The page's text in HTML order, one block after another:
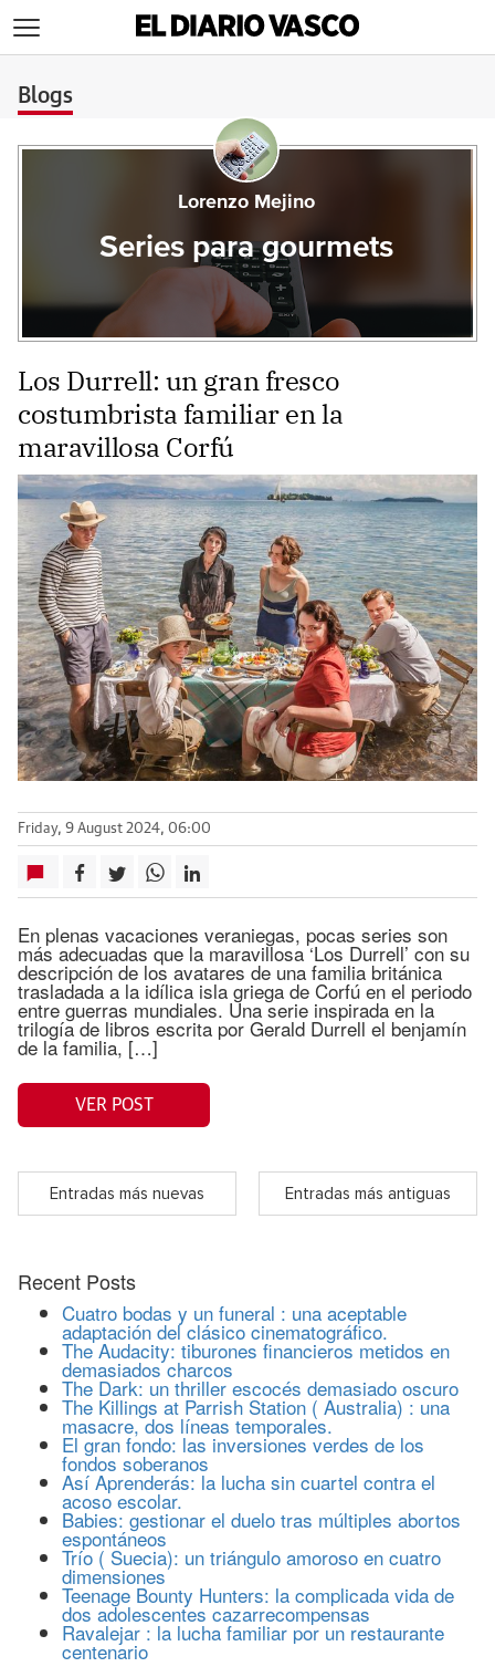
Blogs
Lorenzo Mejino
Series para gourmets
Los Durrell: un gran fresco
costumbrista familiar en la
maravillosa Corfú
Friday, 9 August 2024, 06:00
En plenas vacaciones veraniegas, pocas series son
más adecuadas que la maravillosa ‘Los Durrell’ con su
descripción de los avatares de una familia británica
trasladada a la idílica isla griega de Corfú en el periodo
entre guerras mundiales. Una serie inspirada en la
trilogía de libros escrita por Gerald Durrell el benjamín
de la familia, […]
VER POST
Entradas más nuevas Entradas más antiguas
Recent Posts
Cuatro bodas y un funeral : una aceptable
adaptación del clásico cinematográfico.
The Audacity: tiburones financieros metidos en
demasiados charcos
The Dark: un thriller escocés demasiado oscuro
The Killings at Parrish Station ( Australia) : una
masacre, dos líneas temporales.
El gran fondo: las inversiones verdes de los
fondos soberanos
Así Aprenderás: la lucha sin cuartel contra el
acoso escolar.
Babies: gestionar el duelo tras múltiples abortos
espontáneos
Trío ( Suecia): un triángulo amoroso en cuatro
dimensiones
Teenage Bounty Hunters: la complicada vida de
dos adolescentes cazarrecompensas
Ravalejar : la lucha familiar por un restaurante
centenario